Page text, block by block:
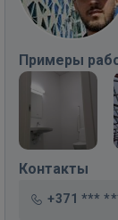
Примеры
Контакты
+371 ***